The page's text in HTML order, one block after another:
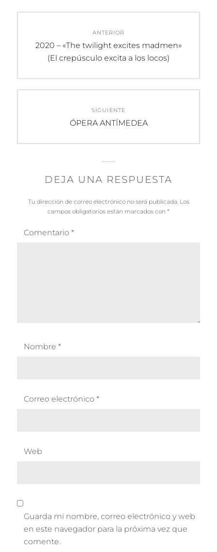
entradas
ANTERIOR
Entrada
anterior:
2020 – «The twilight excites madmen»
(El crepúsculo excita a los locos)
SIGUIENTE
Entrada
ÓPERA ANTÍMEDEA
DEJA UNA RESPUESTA
Tu dirección de correo electrónico no será publicada. Los
campos obligatorios están marcados con *
Comentario *
Nombre *
Correo electrónico *
Web
Guarda mi nombre, correo electrónico y web
en este navegador para la próxima vez que
comente.